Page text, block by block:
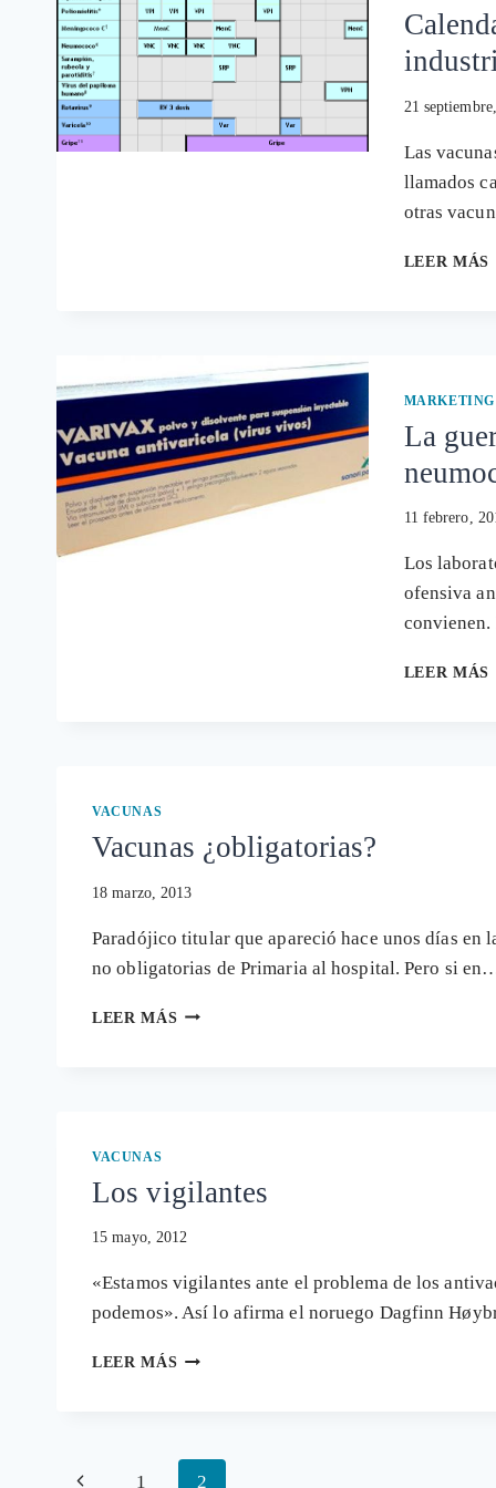
21
Las
llamados
otras
LEER MÁS
La
11 febrero,
Los
ofensiva
LEER MÁS
VACUNAS
Vacunas ¿obligatorias?
18 marzo, 2013
Paradójico titular que apareció hace unos días en
no obligatorias de Primaria al hospital. Pero si
LEER MÁS VACUNAS
VACUNAS
Los vigilantes
15 mayo, 2012
«Estamos vigilantes ante el problema de los
podemos». Así lo afirma el noruego Dagfinn
LEER MÁS LOS
Página
1 2